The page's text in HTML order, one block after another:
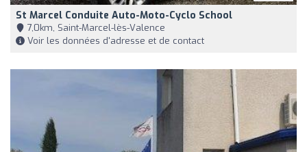
St Marcel Conduite Auto-Moto-Cyclo School
7,0km, Saint-Marcel-lès-Valence
Voir les données d'adresse et de contact